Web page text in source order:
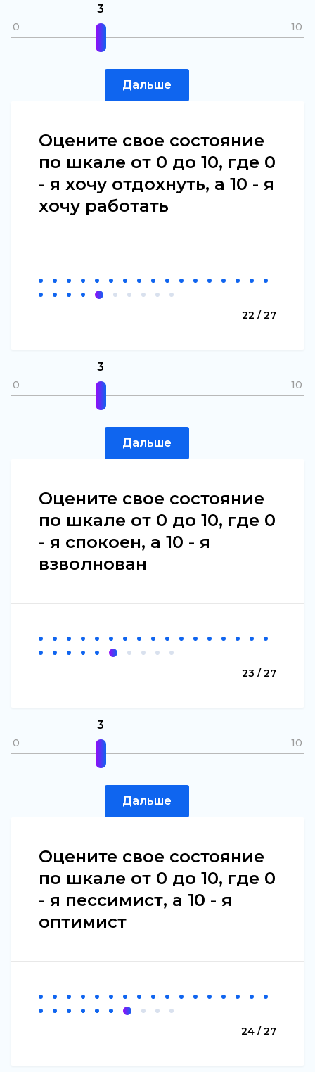
0 10
3
Дальше
Оцените свое состояние
по шкале от 0 до 10, где 0
- я хочу отдохнуть, а 10 - я
хочу работать
22 / 27
0 10
3
Дальше
Оцените свое состояние
по шкале от 0 до 10, где 0
- я спокоен, а 10 - я
взволнован
23 / 27
0 10
3
Дальше
Оцените свое состояние
по шкале от 0 до 10, где 0
- я пессимист, а 10 - я
оптимист
24 / 27